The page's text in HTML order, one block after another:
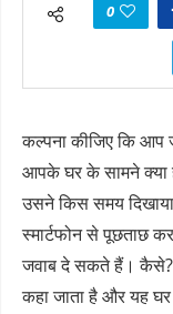
0
कल्पना कीजिए कि आप
आपके घर के सामने क्या
उसने किस समय
स्मार्टफोन से पूछताछ
जवाब दे सकते हैं। कैसे?
कहा जाता है और यह